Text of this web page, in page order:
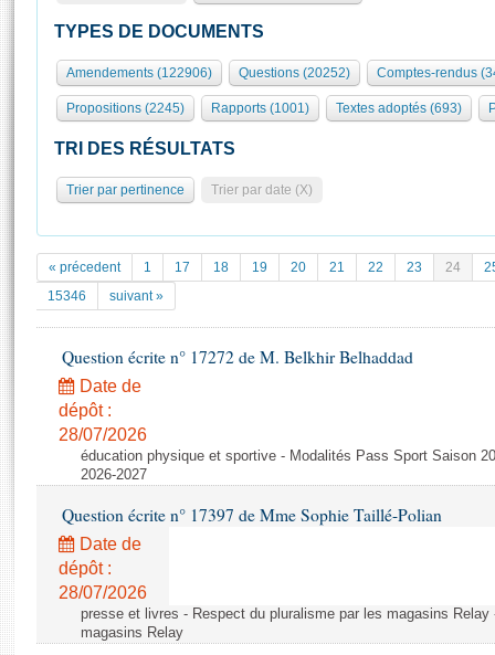
Présidence
577 députés
Groupes politiques
Séance publique
Commissions et autres organes
Europe et International
Pétitions
Documents parlementaires
Projets de loi
Propositions de loi
Amendements
Textes adoptés
Rapports d'information
Rapports législatifs
Rapports sur l'application des lois
Baromètre de l’application des lois
Dossiers législatifs
Rôle et pouvoirs de l'Assemblée
Organisation de l'Assemblée
Présidence Conférence des Présidents Bureau Collège des
Statistiques et chiffres clés
Documents de référence
( Constitution | Règlement de l'Assemblée ... )
Histoire
Juniors
Anciennes législatures
Liens vers les sites publics
Visiter l'Assemblée
Visite virtuelle du palais Bourbon
Assister à une séance
La Bibliothèque
Les archives
Photos libres de droit
TYPES DE DOCUMENTS
Amendements (122906) Questions (20252) Comptes-rendus
Propositions (2245) Rapports (1001) Textes adoptés (693)
TRI DES RÉSULTATS
Trier par pertinence Trier par date (X)
« précedent 1 17 18 19 20 21 22 23 24
15346
suivant »
Question écrite n° 17272 de M. Belkhir Belhaddad
Date de
dépôt :
28/07/2026
éducation physique et sportive - Modalités Pass Sport Saison
2026-2027
Question écrite n° 17397 de Mme Sophie Taillé-Polian
Date de
dépôt :
28/07/2026
presse et livres - Respect du pluralisme par les magasins
magasins Relay